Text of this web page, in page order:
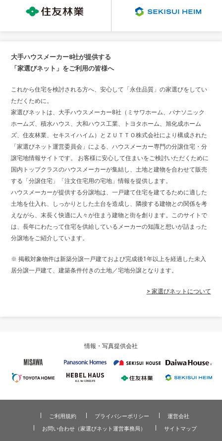
大手ハウスメーカー8社が提供する
「家選びネット」をご利用の皆様へ
これから住宅を検討される方へ、安心して「永住品質」の家選びをしてい
ただくために。
家選びネットは、大手ハウスメーカー8社（ミサワホーム、パナソニック
ホームズ、積水ハウス、大和ハウス工業、トヨタホーム、旭化成ホーム
ズ、住友林業、セキスイハイム）とＺＵＴＴＯ株式会社により構成された
「家選びネット運営委員会」による、ハウスメーカー専門の分譲住宅・分
譲宅地情報サイトです。 お客様に安心して住まいをご検討いただくために
国内トップクラスのハウスメーカーが集結し、土地と建物を合わせて販売
する「分譲住宅」「注文住宅用の宅地」情報を提供します。
ハウスメーカーが提供する分譲地は、一戸建て住宅を建てるために適した
土地を仕入れ、しっかりとした土台を造成し、隣接する建物との関係を考
えながら、末長く快適に人々が住まう建物と街を創ります。このサイトで
は、長年にわたって住宅を供給しているメーカーの知識と想いが詰まった
分譲地をご紹介しています。
※ 掲載対象物件は新築分譲一戸建ておよび完成後1年以上を経過した未入
居分譲一戸建て、建築条件付きの土地／宅地分譲となります。
> 家選びネットについて
情報・写真提供会社
ご利用規約 プライバシーポリシー
運営会社
お問い合わせ（家選びネット運営事務局）
サイトマップ